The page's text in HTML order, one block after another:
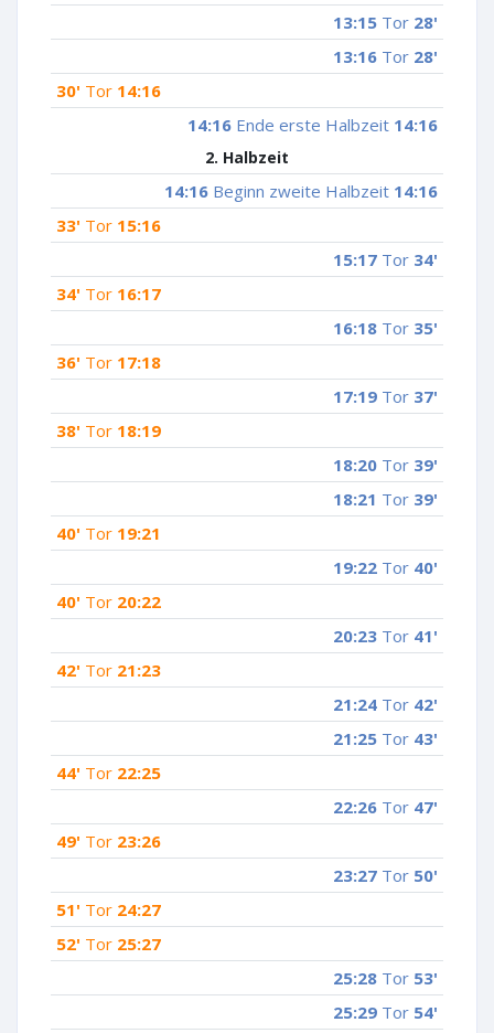
13:15 Tor 28'
13:16 Tor 28'
30' Tor 14:16
14:16 Ende erste Halbzeit 14:16
2. Halbzeit
14:16 Beginn zweite Halbzeit 14:16
33' Tor 15:16
15:17 Tor 34'
34' Tor 16:17
16:18 Tor 35'
36' Tor 17:18
17:19 Tor 37'
38' Tor 18:19
18:20 Tor 39'
18:21 Tor 39'
40' Tor 19:21
19:22 Tor 40'
40' Tor 20:22
20:23 Tor 41'
42' Tor 21:23
21:24 Tor 42'
21:25 Tor 43'
44' Tor 22:25
22:26 Tor 47'
49' Tor 23:26
23:27 Tor 50'
51' Tor 24:27
52' Tor 25:27
25:28 Tor 53'
25:29 Tor 54'